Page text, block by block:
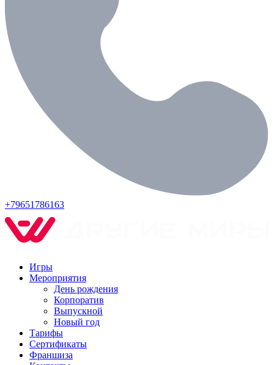
+79651786163
Игры
Мероприятия
День рождения
Корпоратив
Выпускной
Новый год
Тарифы
Сертификаты
Франшиза